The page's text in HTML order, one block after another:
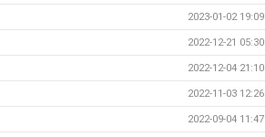
2023-01-02 19:09
2022-12-21 05:30
2022-12-04 21:10
2022-11-03 12:26
2022-09-04 11:47